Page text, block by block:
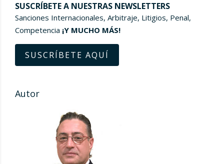
SUSCRÍBETE A NUESTRAS NEWSLETTERS
Sanciones Internacionales, Arbitraje, Litigios, Penal,
Competencia ¡Y MUCHO MÁS!
SUSCRÍBETE AQUÍ
Autor